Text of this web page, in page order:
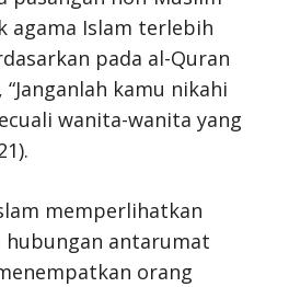
agama Islam terlebih
pada al-Quran
kamu nikahi
wanita-wanita yang
memperlihatkan
hubungan antarumat
orang